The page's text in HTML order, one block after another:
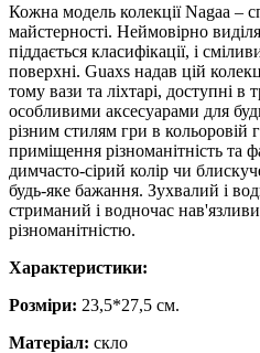
Кожна модель колекції Nagaa –
майстерності. Неймовірно
піддається класифікації, і
поверхні. Guaxs надав цій
тому вази та ліхтарі, доступні в
особливими аксесуарами для
різним стилям гри в кольоровій
приміщення різноманітність та
димчасто-сірий колір чи
будь-яке бажання. Зухвалий і
стриманий і водночас
різноманітністю.
Характеристики:
Розміри: 23,5*27,5 см.
Матеріал: скло